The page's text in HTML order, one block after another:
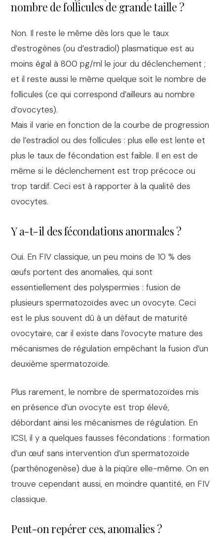
nombre de follicules de grande taille ?
Non. Il reste le même dès lors que le taux
d’estrogènes (ou d’estradiol) plasmatique est au
moins égal à 800 pg/ml le jour du déclenchement ;
et il reste aussi le même quelque soit le nombre de
follicules (ce qui correspond d’ailleurs au nombre
d’ovocytes).
Mais il varie en fonction de la courbe de progression
de l’estradiol ou des follicules : plus elle est lente et
plus le taux de fécondation est faible. Il en est de
même si le déclenchement est trop précoce ou
trop tardif. Ceci est à rapporter à la qualité des
ovocytes.
Y a-t-il des fécondations anormales ?
Oui. En FIV classique, un peu moins de 10 % des
œufs portent des anomalies, qui sont
essentiellement des polyspermies : fusion de
plusieurs spermatozoïdes avec un ovocyte. Ceci
est le plus souvent dû à un défaut de maturité
ovocytaire, car il existe dans l’ovocyte mature des
mécanismes de régulation empêchant la fusion d’un
deuxième spermatozoïde.
Plus rarement, le nombre de spermatozoïdes mis
en présence d’un ovocyte est trop élevé,
débordant ainsi les mécanismes de régulation. En
ICSI, il y a quelques fausses fécondations : formation
d’un œuf sans intervention d’un spermatozoïde
(parthénogenèse) due à la piqûre elle-même. On en
trouve cependant aussi, en moindre quantité, en FIV
classique.
Peut-on repérer ces, anomalies ?